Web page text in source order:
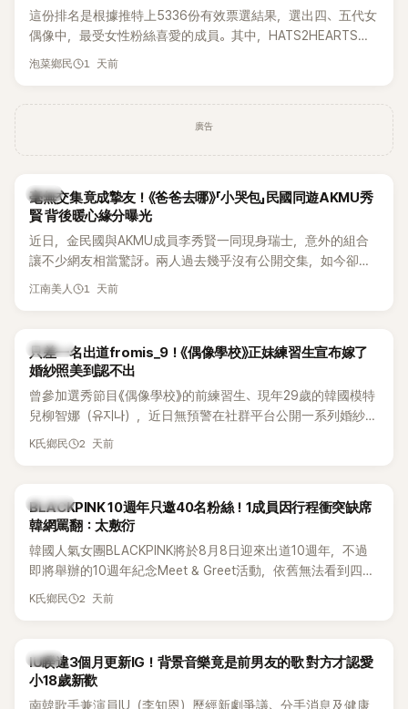
這份排名是根據推特上5336份有效票選結果，選出四、五代女
偶像中，最受女性粉絲喜愛的成員。其中，HATS2HEARTS成
員包攬了前三名，展現了她們在女性社群中的高人氣。
泡菜鄉民 1 天前
廣告
韓星
毫無交集竟成摯友！《爸爸去哪》「小哭包」民國同遊AKMU秀
賢 背後暖心緣分曝光
近日，金民國與AKMU成員李秀賢一同現身瑞士，意外的組合
讓不少網友相當驚訝。兩人過去幾乎沒有公開交集，如今卻一
起踏上瑞士之旅，也讓粉絲紛紛好奇：「他們到底是怎麼認識
江南美人 1 天前
K-POP
只差一名出道fromis_9！《偶像學校》正妹練習生宣布嫁了
婚紗照美到認不出
曾參加選秀節目《偶像學校》的前練習生、現年29歲的韓國模特
兒柳智娜（유지나），近日無預警在社群平台公開一系列婚紗
照，親自宣布即將步入婚姻，消息曝光後讓不少曾追看節目的
K氏鄉民 2 天前
K-POP
BLACKPINK 10週年只邀40名粉絲！1成員因行程衝突缺席
韓網罵翻：太敷衍
韓國人氣女團BLACKPINK將於8月8日迎來出道10週年，不過
即將舉辦的10週年紀念Meet & Greet活動，依舊無法看到四人
合體。根據韓媒《MyDaily》7日報導，當天將由Jisoo（智秀）、
K氏鄉民 2 天前
韓星
IU睽違3個月更新IG！背景音樂竟是前男友的歌 對方才認愛
小18歲新歡
南韓歌手兼演員IU（李知恩）歷經新劇爭議、分手消息及健康